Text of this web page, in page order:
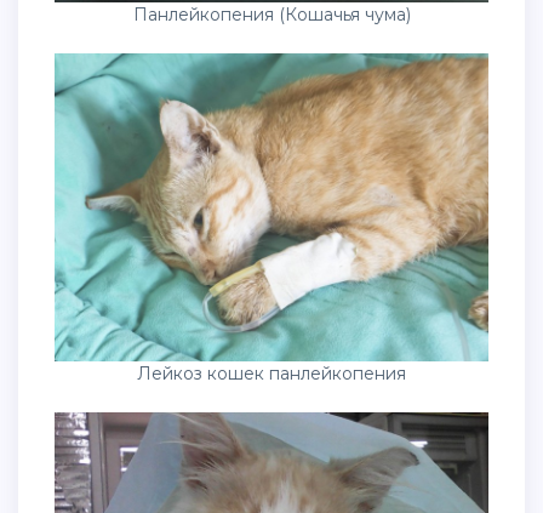
Панлейкопения (Кошачья чума)
Лейкоз кошек панлейкопения